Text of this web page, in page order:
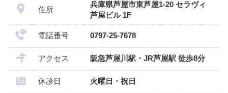
住所
兵庫県芦屋市東芦屋1-20 セラヴィ
芦屋ビル 1F
電話番号 0797-25-7678
アクセス 阪急芦屋川駅・JR芦屋駅 徒歩8分
休診日 火曜日・祝日